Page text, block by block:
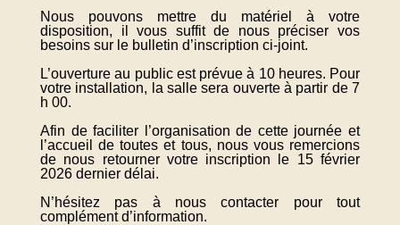
Nous pouvons mettre du matériel à votre
disposition, il vous suffit de nous préciser vos
besoins sur le bulletin d’inscription ci-joint.
L’ouverture au public est prévue à 10 heures. Pour
votre installation, la salle sera ouverte à partir de 7
h 00.
Afin de faciliter l’organisation de cette journée et
l’accueil de toutes et tous, nous vous remercions
de nous retourner votre inscription le 15 février
2026 dernier délai.
N’hésitez pas à nous contacter pour tout
complément d’information.